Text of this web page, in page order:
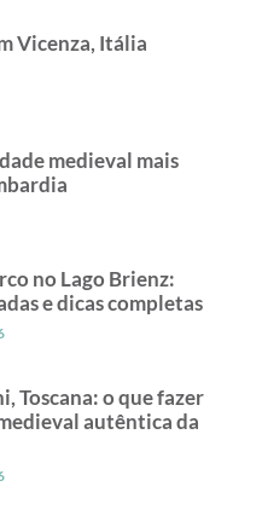
Vicenza, Itália
medieval mais
no Lago Brienz:
e dicas completas
Toscana: o que fazer
autêntica da